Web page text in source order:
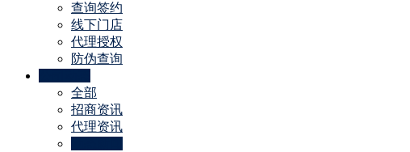
查询签约
线下门店
代理授权
防伪查询
全部
招商资讯
代理资讯